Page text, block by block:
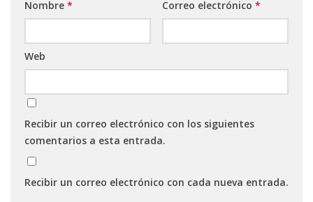
Nombre * Correo electrónico *
Web
Recibir un correo electrónico con los siguientes
comentarios a esta entrada.
Recibir un correo electrónico con cada nueva entrada.